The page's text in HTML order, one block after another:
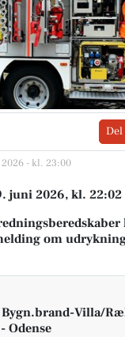
- kl. 23:00
juni 2026, kl. 22:02
om
Villa/
Odense